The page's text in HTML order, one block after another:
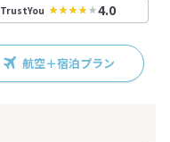
TrustYou 4.0
航空＋宿泊プラン